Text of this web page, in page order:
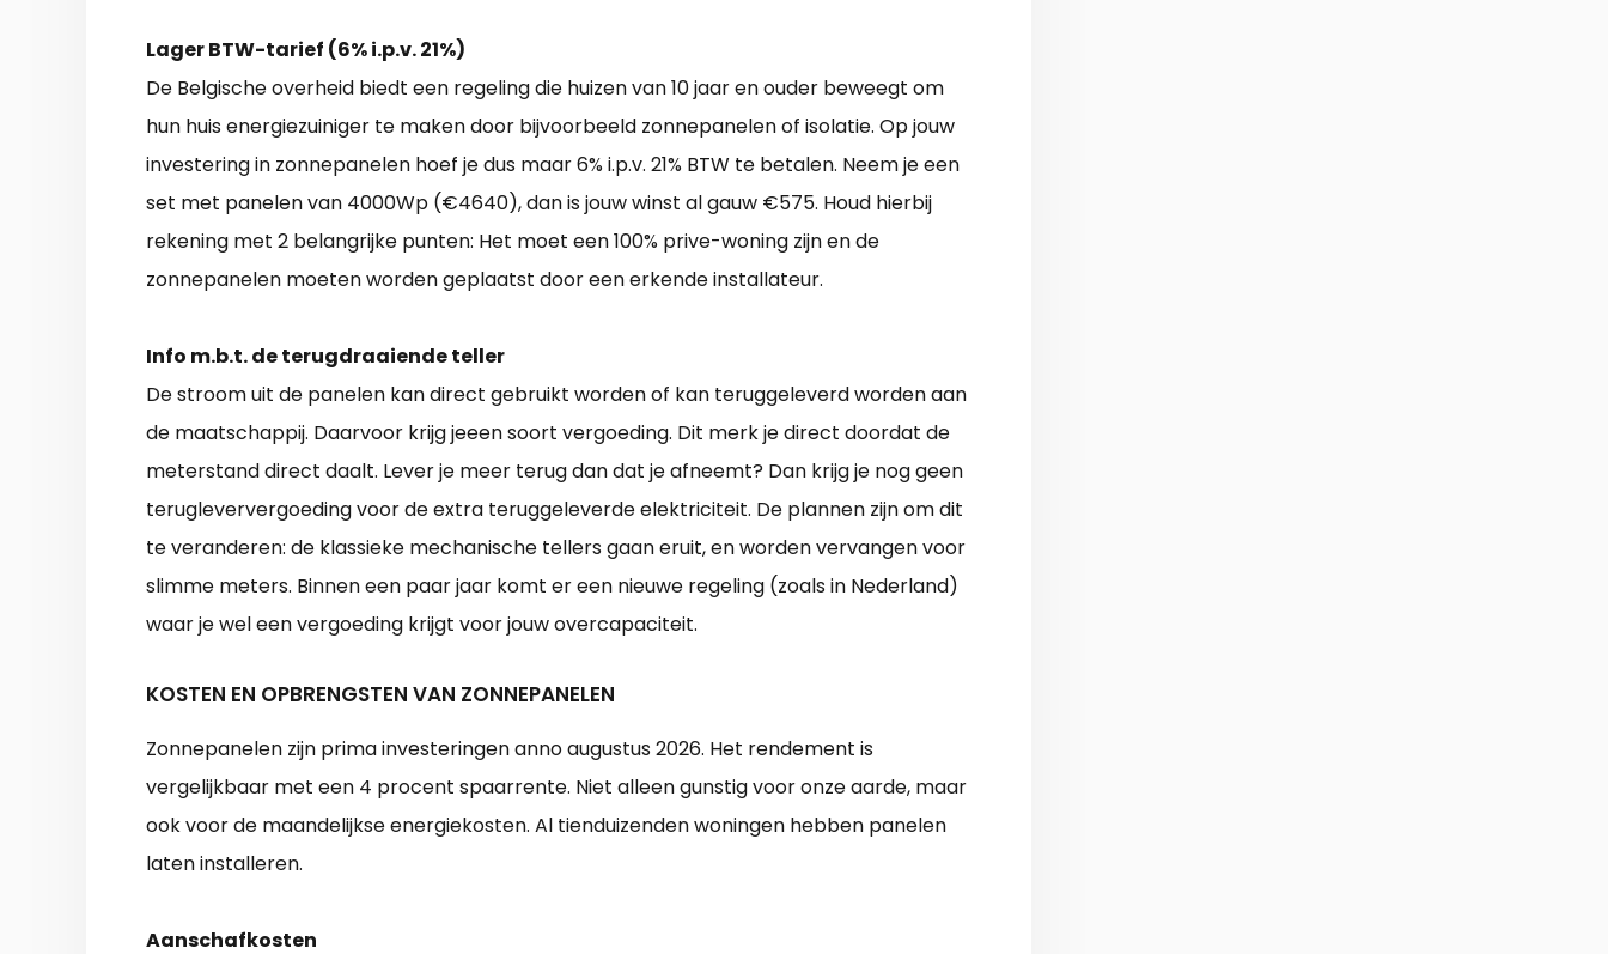
Lager BTW-tarief (6% i.p.v. 21%)
De Belgische overheid biedt een regeling die huizen van 10 jaar en ouder beweegt om
hun huis energiezuiniger te maken door bijvoorbeeld zonnepanelen of isolatie. Op jouw
investering in zonnepanelen hoef je dus maar 6% i.p.v. 21% BTW te betalen. Neem je een
set met panelen van 4000Wp (€4640), dan is jouw winst al gauw €575. Houd hierbij
rekening met 2 belangrijke punten: Het moet een 100% prive-woning zijn en de
zonnepanelen moeten worden geplaatst door een erkende installateur.
Info m.b.t. de terugdraaiende teller
De stroom uit de panelen kan direct gebruikt worden of kan teruggeleverd worden aan
de maatschappij. Daarvoor krijg jeeen soort vergoeding. Dit merk je direct doordat de
meterstand direct daalt. Lever je meer terug dan dat je afneemt? Dan krijg je nog geen
terugleververgoeding voor de extra teruggeleverde elektriciteit. De plannen zijn om dit
te veranderen: de klassieke mechanische tellers gaan eruit, en worden vervangen voor
slimme meters. Binnen een paar jaar komt er een nieuwe regeling (zoals in Nederland)
waar je wel een vergoeding krijgt voor jouw overcapaciteit.
KOSTEN EN OPBRENGSTEN VAN ZONNEPANELEN
Zonnepanelen zijn prima investeringen anno augustus 2026. Het rendement is
vergelijkbaar met een 4 procent spaarrente. Niet alleen gunstig voor onze aarde, maar
ook voor de maandelijkse energiekosten. Al tienduizenden woningen hebben panelen
laten installeren.
Aanschafkosten